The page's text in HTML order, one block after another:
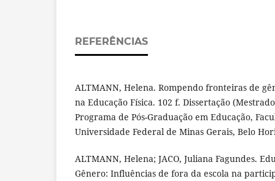
REFERÊNCIAS
ALTMANN, Helena. Rompendo fronteiras de
na Educação Física. 102 f. Dissertação
Programa de Pós-Graduação em Educação,
Universidade Federal de Minas Gerais, Belo
ALTMANN, Helena; JACO, Juliana Fagundes.
Gênero: Influências de fora da escola na